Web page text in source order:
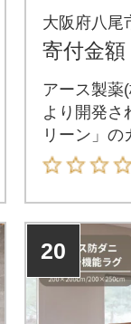
カビ・
機能無
大阪府八尾
寄付金額
アース製薬
より開発さ
リーン」の
20